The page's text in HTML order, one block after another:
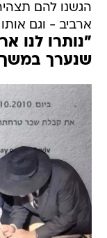
הגשנו להם
ארביב - וגם
"נותרו לנו
שנערך